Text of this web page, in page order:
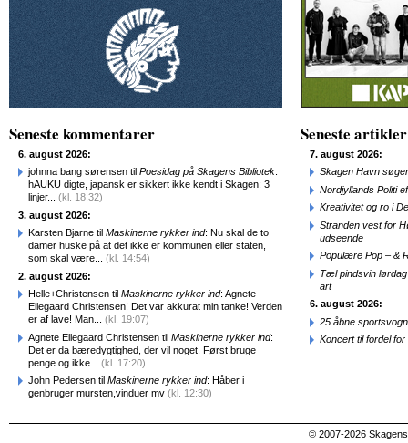
Seneste kommentarer
6. august 2026:
johnna bang sørensen til Poesidag på Skagens Bibliotek:
hAUKU digte, japansk er sikkert ikke kendt i Skagen: 3
linjer... (kl. 18:32)
3. august 2026:
Karsten Bjarne til Maskinerne rykker ind: Nu skal de to
damer huske på at det ikke er kommunen eller staten,
som skal være... (kl. 14:54)
2. august 2026:
Helle+Christensen til Maskinerne rykker ind: Agnete
Ellegaard Christensen! Det var akkurat min tanke! Verden
er af lave! Man... (kl. 19:07)
Agnete Ellegaard Christensen til Maskinerne rykker ind:
Det er da bæredygtighed, der vil noget. Først bruge
penge og ikke... (kl. 17:20)
John Pedersen til Maskinerne rykker ind: Håber i
genbruger mursten,vinduer mv (kl. 12:30)
Seneste artikler
7. august 2026:
Skagen Havn
Nordjyllands Politi
Kreativitet og ro i
Stranden vest for
udseende
Populære Pop – &
Tæl pindsvin
art
6. august 2026:
25 åbne
Koncert til fordel
© 2007-2026